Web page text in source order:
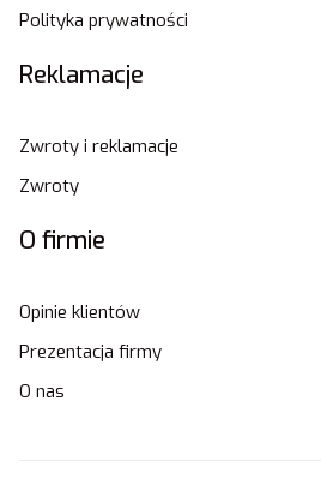
Polityka prywatności
Reklamacje
Zwroty i reklamacje
Zwroty
O firmie
Opinie klientów
Prezentacja firmy
O nas